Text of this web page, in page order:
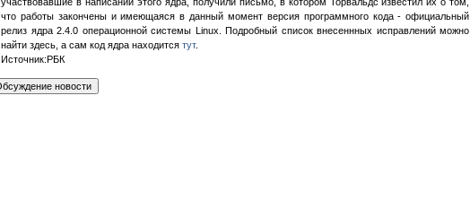
что работы закончены и имеющаяся в данный момент версия программного кода - официальный
релиз ядра 2.4.0 операционной системы Linux. Подробный список внесеннных исправлений можно
найти здесь, а сам код ядра находится тут.
Источник:РБК